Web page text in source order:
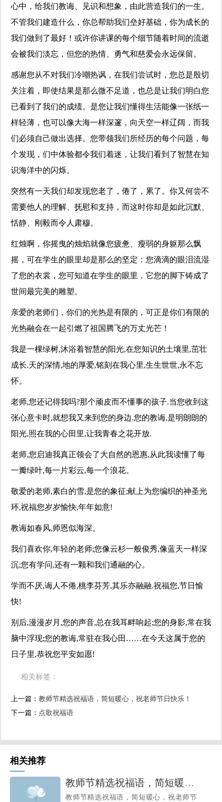
心中，给我们教诲、见识和想象，由此营造我们的一生。
不管我们建造什么，你总帮助我们垒好基础，你为成长的
我们做到了最好！或许你讲课的每个细节随着时间的流逝
会被我们淡忘，但您的热情、勇气和慈爱会永远保留。
感谢您从不对我们冷嘲热讽，在我们尝试时，您总是殷切
关注着，即使结果是那么微不足道，也总是让我们明白您
已看到了我们的成绩。是您让我们懂得生活能像一张纸一
样轻薄，也可以像大海一样深邃，向天空一样辽阔，而我
们必须自己做出选择。您带领我们所经历的每个问题，每
个发现，们中体验都令我们着迷，让我们看到了智慧在知
识海洋中的闪烁。
突然有一天我们却发现您老了，倦了，累了。你又何尝不
需要他人的理解、抚慰和支持，而这时你却是如此沉默、
恬静、刚毅而令人肃穆。
红烛啊，你摇曳的烛焰就像您疲惫、瘦弱的身躯那么飘
摇，可在学生的眼里却是那么的坚定：您滴滴的眼泪流湿
了您的衣裳，您可知道在学生的眼里，它您的脚下铸成了
世间最完美的雕塑。
亲爱的老师们，你们的光热是有限的，可正是你们有限的
光热融会在一起引燃了祖国腾飞的万丈光芒！
我是一棵绿树,沐浴着智慧的阳光,在您知识的土壤里,茁壮
成长.天的深情,地的厚爱,铭刻在我心里,生生世世,永不忘
怀。
老师,您还记得我吗?那个顽皮而不懂事的孩子.当您收到这
张心意卡时,就想我又来到您的身边.您的教诲,是明朗朗的
阳光,照在我的心田里,让我青春之花开放.
老师,您启迪我真正领会了大自然的恩惠,从此我读懂了每
一瓣绿叶,每一片彩云,每一个浪花。
敬爱的老师,素白的雪,是您的象征;献上为您编织的神圣光
环,祝福您岁岁愉快,年年如意!
教诲如春风,师恩似海深。
我们喜欢你,年轻的老师;您像云杉一般俊秀,像蓝天一样深
沉;您有学问,还有一颗和我们通融的心。
学而不厌,诲人不倦,桃李芬芳,其乐亦融融.祝福您,节日愉
快!
别后,漫漫岁月,您的声音,总在我耳畔响起;您的身影,常在我
脑中浮现;您的教诲,常驻在我心田……在今天这属于您的
日子里,恭祝您平安如愿!
相关标签：
上一篇： ​教师节精选祝福语，简短暖心，祝老师节日快乐！
下一篇： ​点歌祝福语
相关推荐
​教师节精选祝福语，简短暖心，祝老师节日快乐！
教师节精选祝福语，简短暖心，祝老师节